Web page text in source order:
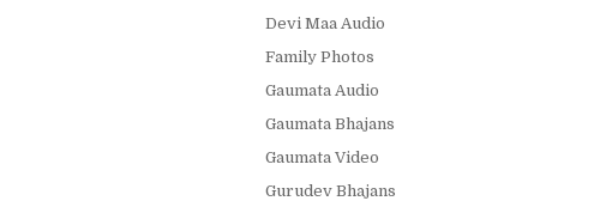
Devi Maa Audio
Family Photos
Gaumata Audio
Gaumata Bhajans
Gaumata Video
Gurudev Bhajans